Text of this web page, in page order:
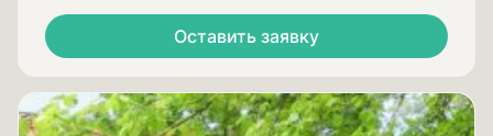
Оставить заявку